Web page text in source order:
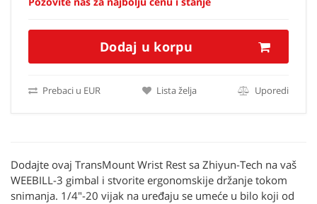
Dodaj u korpu
Prebaci u EUR Lista želja Uporedi
Dodajte ovaj TransMount Wrist Rest sa Zhiyun-Tech na vaš
WEEBILL-3 gimbal i stvorite ergonomskije držanje tokom
snimanja. 1/4"-20 vijak na uređaju se umeće u bilo koji od